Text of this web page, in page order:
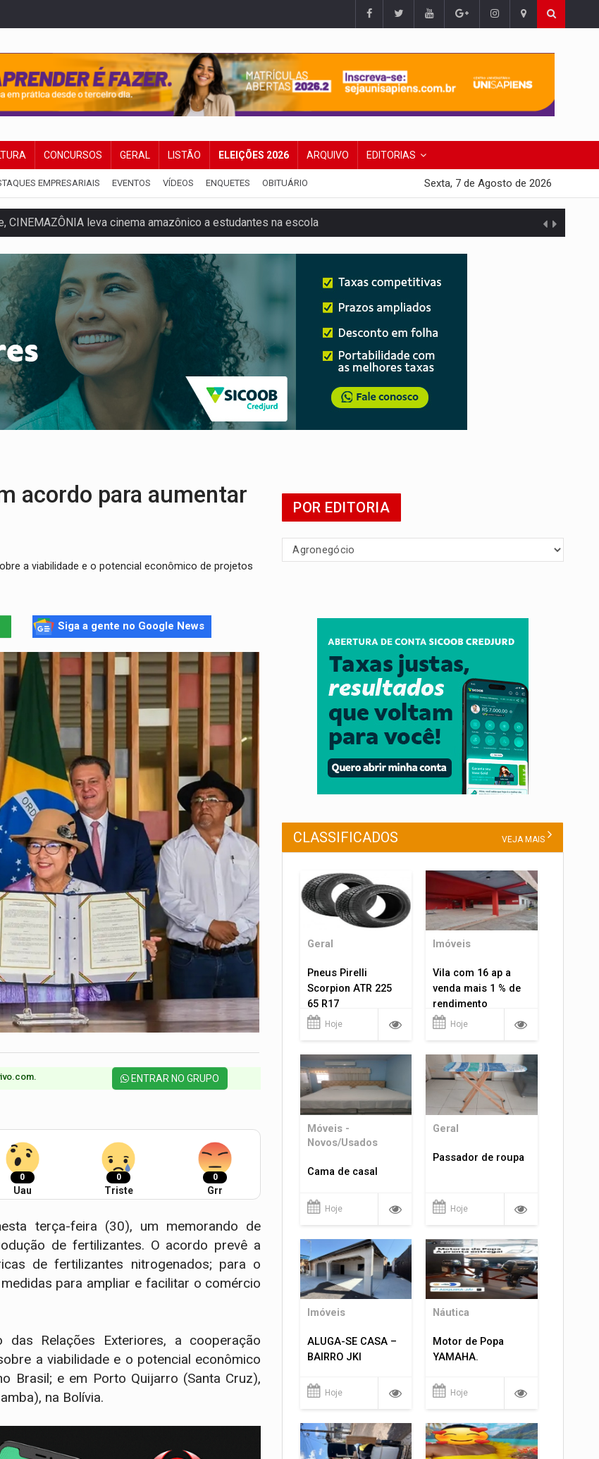
CONCURSOS GERAL LISTÃO ELEIÇÕES 2026 ARQUIVO EDITORIAS
EMPRESARIAIS EVENTOS VÍDEOS ENQUETES OBITUÁRIO Sexta, 7 de Agosto de 2026
calor intenso e tempo firme
asfalto chega ao bairro Nova Esperança
do Festival de Dança de Joinville
em declaração de patrimônio de R$ 29 mi
de incentivo com efeitos retroativos
Nº 12/2026 - UASG 200095
drogas em fundo falso de caminhão
promoção de dia dos Pais
acordo para aumentar
a viabilidade e o potencial econômico de projetos
Siga a gente no Google News
ENTRAR NO GRUPO
0
Uau
0
Triste
0
Grr
terça-feira (30), um memorando de
de fertilizantes. O acordo prevê a
de fertilizantes nitrogenados; para o
para ampliar e facilitar o comércio
Relações Exteriores, a cooperação
a viabilidade e o potencial econômico
Brasil; e em Porto Quijarro (Santa Cruz),
na Bolívia.
POR EDITORIA
CLASSIFICADOS VEJA MAIS
Geral
Pneus Pirelli
Scorpion ATR 225
65 R17
Hoje
Imóveis
Vila com 16 ap a
venda mais 1 % de
rendimento
Hoje
Móveis -
Novos/Usados
Cama de casal
Hoje
Geral
Passador de roupa
Hoje
Imóveis
ALUGA-SE CASA –
BAIRRO JKI
Hoje
Náutica
Motor de Popa
YAMAHA.
Hoje